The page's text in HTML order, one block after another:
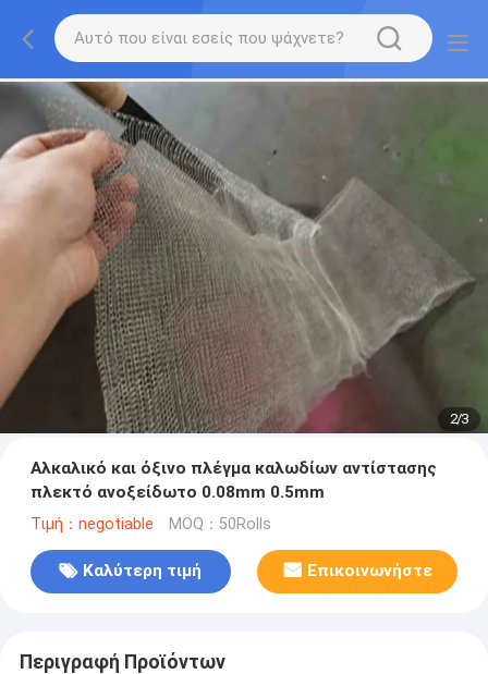
2/3
Αλκαλικό και όξινο πλέγμα καλωδίων αντίστασης
πλεκτό ανοξείδωτο 0.08mm 0.5mm
Τιμή：negotiable MOQ：50Rolls
Καλύτερη τιμή Επικοινωνήστε
Περιγραφή Προϊόντων